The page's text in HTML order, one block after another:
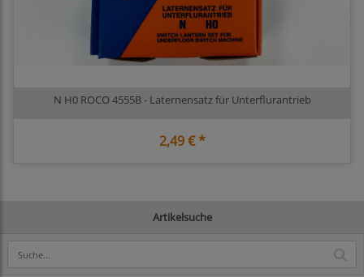
Artikelsuche
N H0 ROCO 4555B - Laternensatz für Unterflurantrieb
2,49 € *